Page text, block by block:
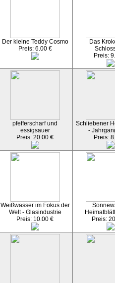
Der kleine Teddy Cosmo
Preis: 6.00 €
Das
Preis:
pfefferscharf und
essigsauer
Preis: 20.00 €
Schliebener
-
Preis:
Weißwasser im Fokus der
Welt - Glasindustrie
Preis: 10.00 €
Preis: